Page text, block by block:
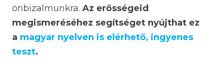
önbizalmunkra. Az erősségeid
megismeréséhez segítséget nyújthat ez
a magyar nyelven is elérhető, ingyenes
teszt.